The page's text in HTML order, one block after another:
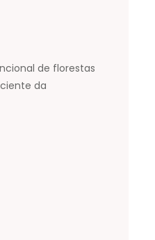
de florestas
da